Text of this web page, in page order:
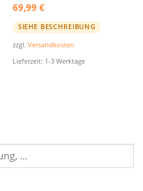
s
w
r
4
0
0
69,99€
SIEHE BESCHREIBUNG
zzgl.Versandkosten
Lieferzeit: 1-3 Werktage